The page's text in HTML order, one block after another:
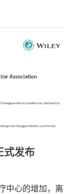
式发布
中心的增加，离